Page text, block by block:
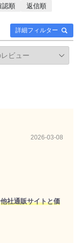
詳細フィルター
認順
返信順
2026-03-08
他社通販サイトと価